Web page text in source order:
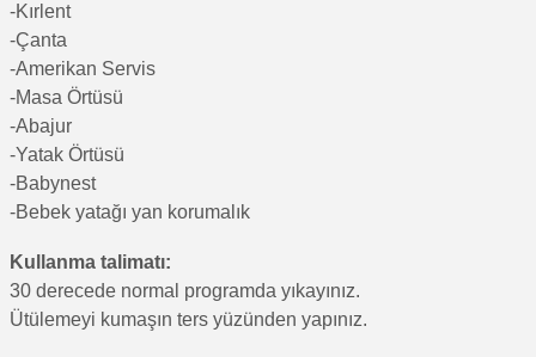
-Kırlent
-Çanta
-Amerikan Servis
-Masa Örtüsü
-Abajur
-Yatak Örtüsü
-Babynest
-Bebek yatağı yan korumalık
Kullanma talimatı:
30 derecede normal programda yıkayınız.
Ütülemeyi kumaşın ters yüzünden yapınız.